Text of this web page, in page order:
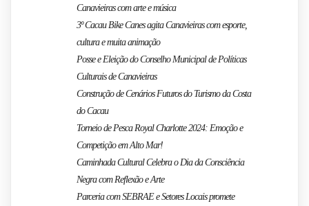
Canavieiras com arte e música
3º Cacau Bike Canes agita Canavieiras com esporte,
cultura e muita animação
Posse e Eleição do Conselho Municipal de Políticas
Culturais de Canavieiras
Construção de Cenários Futuros do Turismo da Costa
do Cacau
Torneio de Pesca Royal Charlotte 2024: Emoção e
Competição em Alto Mar!
Caminhada Cultural Celebra o Dia da Consciência
Negra com Reflexão e Arte
Parceria com SEBRAE e Setores Locais promete